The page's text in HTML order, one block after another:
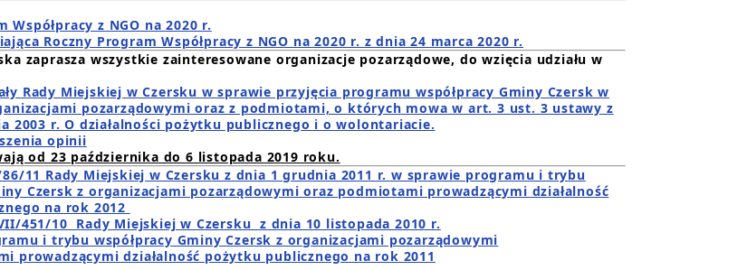
Współpracy z NGO na 2020 r.
Roczny Program Współpracy z NGO na 2020 r. z dnia 24 marca 2020 r.
zaprasza wszystkie zainteresowane organizacje pozarządowe, do wzięcia udziału w
Rady Miejskiej w Czersku w sprawie przyjęcia programu współpracy Gminy Czersk w
pozarządowymi oraz z podmiotami, o których mowa w art. 3 ust. 3 ustawy z
2003 r. O działalności pożytku publicznego i o wolontariacie.
opinii
od 23 października do 6 listopada 2019 roku.
86/11 Rady Miejskiej w Czersku z dnia 1 grudnia 2011 r. w sprawie programu i trybu
Czersk z organizacjami pozarządowymi oraz podmiotami prowadzącymi działalność
na rok 2012
451/10 Rady Miejskiej w Czersku z dnia 10 listopada 2010 r.
i trybu współpracy Gminy Czersk z organizacjami pozarządowymi
prowadzącymi działalność pożytku publicznego na rok 2011